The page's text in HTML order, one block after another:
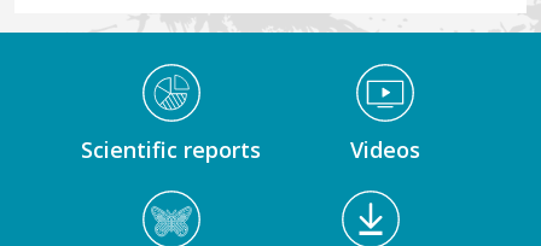
Médiathèque Footer
Scientific reports Videos